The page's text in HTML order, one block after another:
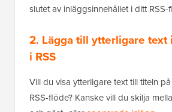
slutet av inläggsinnehållet i ditt RSS-
2. Lägga till ytterligare
i RSS
Vill du visa ytterligare text till titeln
RSS-flöde? Kanske vill du skilja